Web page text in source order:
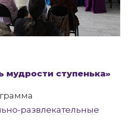
мудрости ступенька»
развлекательные